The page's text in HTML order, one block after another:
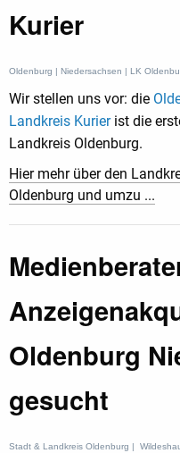
Kurier
Oldenburg | Niedersachsen | LK
Wir stellen uns vor: die
Landkreis Kurierist die
Landkreis Oldenburg.
Hier mehr über den
Oldenburg und umzu ...
Oldenburg
gesucht
Stadt & Landkreis Oldenburg |